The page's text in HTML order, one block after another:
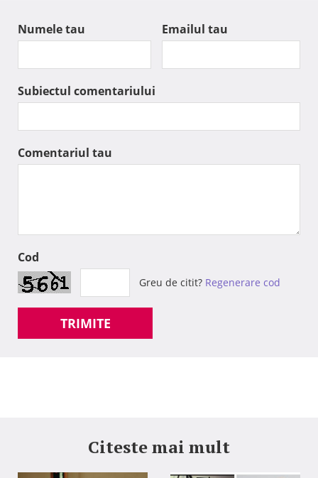
Numele tau Emailul tau
Subiectul comentariului
Comentariul tau
Cod
Greu de citit? Regenerare cod
TRIMITE
Citeste mai mult